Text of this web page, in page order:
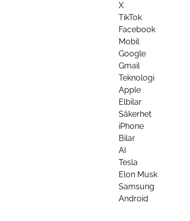
X
TikTok
Facebook
Mobil
Google
Gmail
Teknologi
Apple
Elbilar
Säkerhet
iPhone
Bilar
AI
Tesla
Elon Musk
Samsung
Android